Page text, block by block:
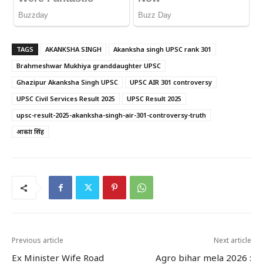
TAGS AKANKSHA SINGH
Akanksha singh UPSC rank 301
Brahmeshwar Mukhiya granddaughter UPSC
Ghazipur Akanksha Singh UPSC
UPSC AIR 301 controversy
UPSC Civil Services Result 2025
UPSC Result 2025
upsc-result-2025-akanksha-singh-air-301-controversy-truth
आकांक्षा सिंह
Previous article
Ex Minister Wife Road
Next article
Agro bihar mela 2026 :